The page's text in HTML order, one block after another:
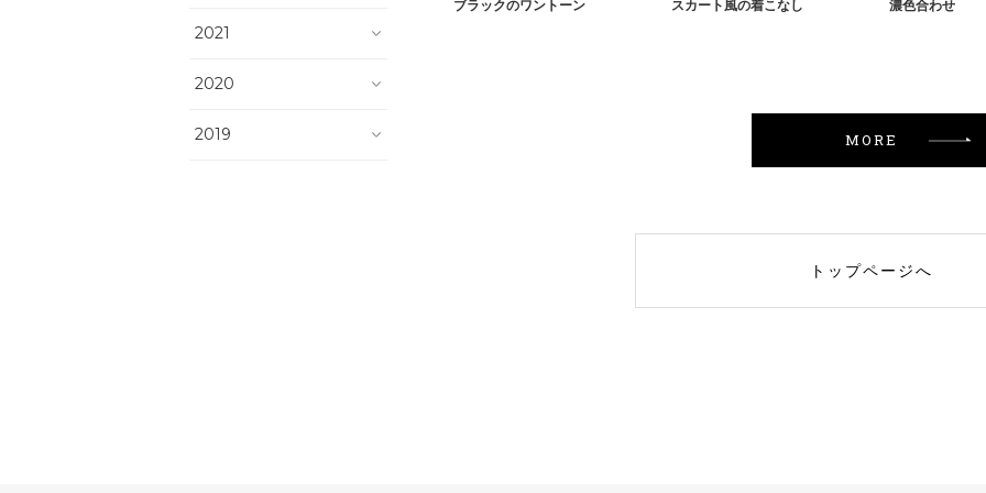
ブラックのワントーン スカート風の着こなし 濃色合わせ
MORE
トップページへ
2021
2020
2019